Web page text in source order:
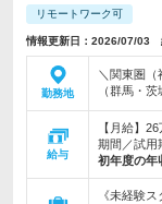
リモートワーク可
情報更新日：2026/07/03
勤務地
＼関東圏
（群馬・
給与
【月給】
期間／試用
初年度の年
《未経験